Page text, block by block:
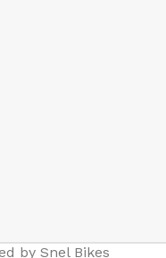
by Snel Bikes